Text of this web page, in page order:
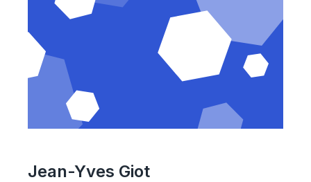
Jean-Yves Giot